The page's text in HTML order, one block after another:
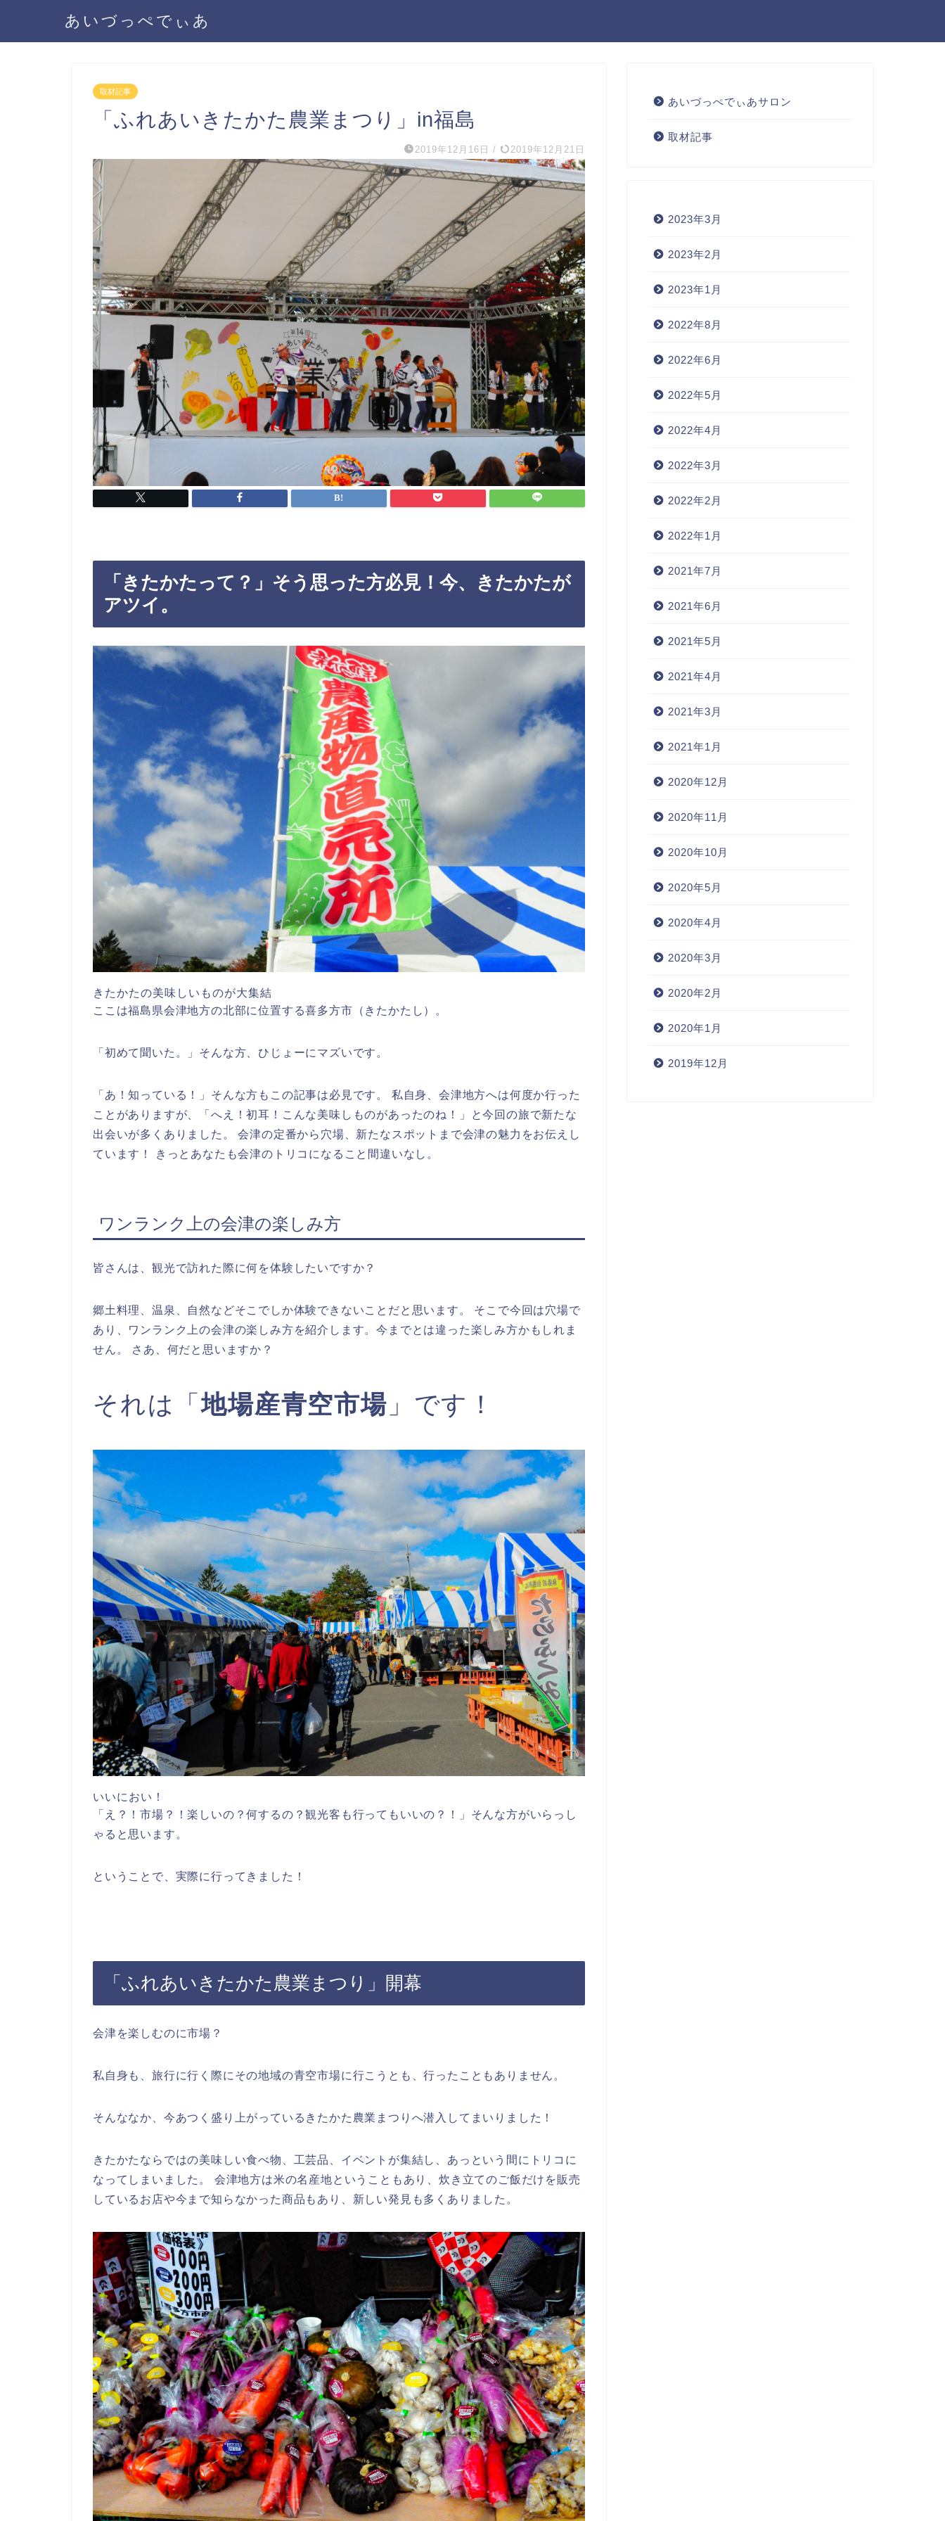
あいづっぺでぃあ
取材記事
「ふれあいきたかた農業まつり」in福島
2019年12月16日 / 2019年12月21日
「きたかたって？」そう思った方必見！今、きたかたが
アツイ。
きたかたの美味しいものが大集結
ここは福島県会津地方の北部に位置する喜多方市（きたかたし）。
「初めて聞いた。」そんな方、ひじょーにマズいです。
「あ！知っている！」そんな方もこの記事は必見です。 私自身、会津地方へは何度か行った
ことがありますが、「へえ！初耳！こんな美味しものがあったのね！」と今回の旅で新たな
出会いが多くありました。 会津の定番から穴場、新たなスポットまで会津の魅力をお伝えし
ています！ きっとあなたも会津のトリコになること間違いなし。
ワンランク上の会津の楽しみ方
皆さんは、観光で訪れた際に何を体験したいですか？
郷土料理、温泉、自然などそこでしか体験できないことだと思います。 そこで今回は穴場で
あり、ワンランク上の会津の楽しみ方を紹介します。今までとは違った楽しみ方かもしれま
せん。 さあ、何だと思いますか？
それは「地場産青空市場 」です！
いいにおい！
「え？！市場？！楽しいの？何するの？観光客も行ってもいいの？！」そんな方がいらっし
ゃると思います。
ということで、実際に行ってきました！
「ふれあいきたかた農業まつり」開幕
会津を楽しむのに市場？
私自身も、旅行に行く際にその地域の青空市場に行こうとも、行ったこともありません。
そんななか、今あつく盛り上がっているきたかた農業まつりへ潜入してまいりました！
きたかたならではの美味しい食べ物、工芸品、イベントが集結し、あっという間にトリコに
なってしまいました。 会津地方は米の名産地ということもあり、炊き立てのご飯だけを販売
しているお店や今まで知らなかった商品もあり、新しい発見も多くありました。
あいづっぺでぃあサロン
取材記事
2023年3月
2023年2月
2023年1月
2022年8月
2022年6月
2022年5月
2022年4月
2022年3月
2022年2月
2022年1月
2021年7月
2021年6月
2021年5月
2021年4月
2021年3月
2021年1月
2020年12月
2020年11月
2020年10月
2020年5月
2020年4月
2020年3月
2020年2月
2020年1月
2019年12月